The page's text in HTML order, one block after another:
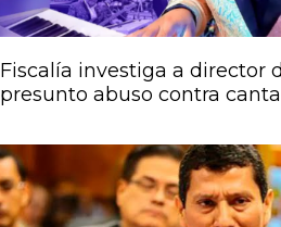
Fiscalía investiga a director
presunto abuso contra